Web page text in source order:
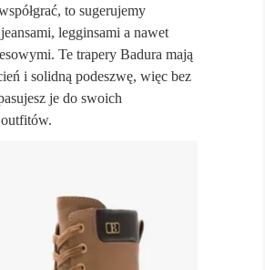
to sugerujemy
legginsami a nawet
Te trapery Badura mają
i solidną podeszwę, więc bez
je do swoich